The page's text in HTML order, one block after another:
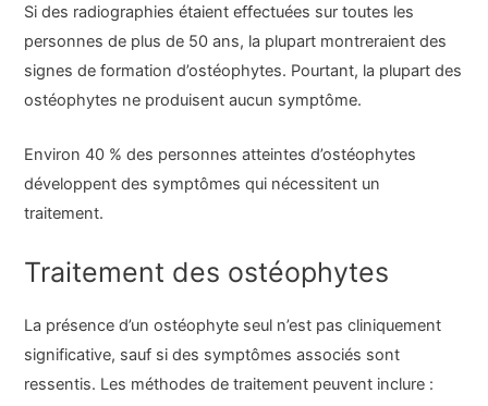
Si des radiographies étaient effectuées sur toutes les
personnes de plus de 50 ans, la plupart montreraient des
signes de formation d’ostéophytes. Pourtant, la plupart des
ostéophytes ne produisent aucun symptôme.
Environ 40 % des personnes atteintes d’ostéophytes
développent des symptômes qui nécessitent un
traitement.
Traitement des ostéophytes
La présence d’un ostéophyte seul n’est pas cliniquement
significative, sauf si des symptômes associés sont
ressentis. Les méthodes de traitement peuvent inclure :